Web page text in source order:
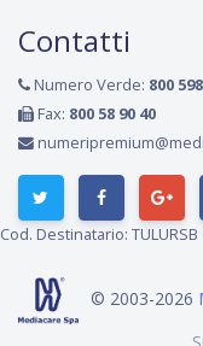
Contatti
Numero Verde: 800
Fax: 800 58 90 40
Cod. Destinatario: TULURSB
© 2003-2026